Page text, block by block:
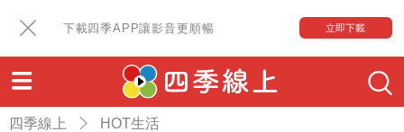
下載四季APP讓影音更順暢 立即下載
四季線上 HOT生活